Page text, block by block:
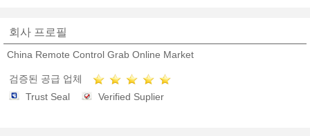
회사 프로필
China Remote Control Grab Online Market
검증된 공급 업체
Trust Seal
Verified Suplier